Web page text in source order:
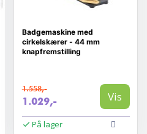
Badgemaskine med
cirkelskærer - 44 mm
knapfremstilling
1.558,-
1.029,- Vis
På lager